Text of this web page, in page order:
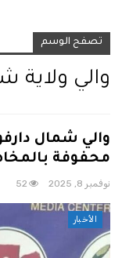
تصفح الوسم
والي ولاية
والي شمال
محفوفة
نوفمبر 8, 2025 52
الأخبار